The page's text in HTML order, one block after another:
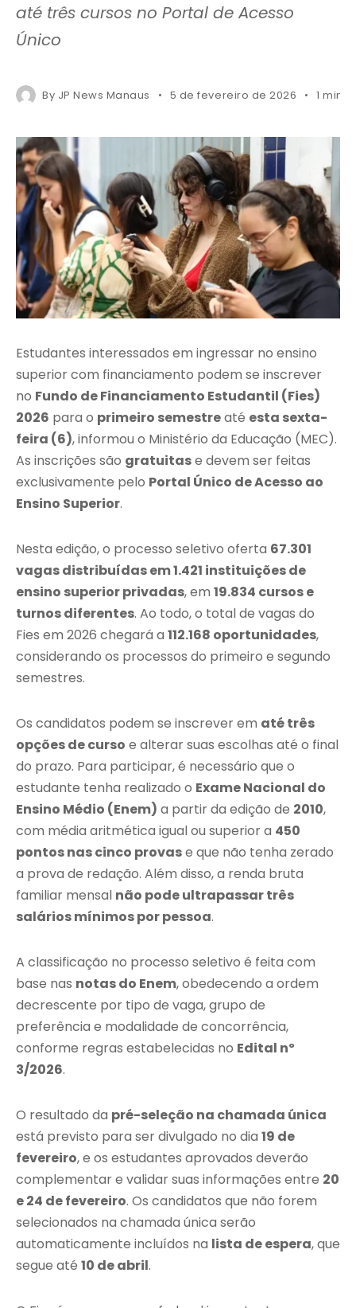
até três cursos no Portal de Acesso
Único
By JP News Manaus 5 de fevereiro de 2026 1 mins
Estudantes interessados em ingressar no ensino
superior com financiamento podem se inscrever
no Fundo de Financiamento Estudantil (Fies)
2026 para o primeiro semestreaté esta sexta-
feira (6), informou o Ministério da Educação (MEC).
As inscrições são gratuitase devem ser feitas
exclusivamente pelo Portal Único de Acesso ao
Ensino Superior.
Nesta edição, o processo seletivo oferta 67.301
vagas distribuídas em 1.421 instituições de
ensino superior privadas, em 19.834 cursos e
turnos diferentes. Ao todo, o total de vagas do
Fies em 2026 chegará a 112.168 oportunidades,
considerando os processos do primeiro e segundo
semestres.
Os candidatos podem se inscrever em até três
opções de curso e alterar suas escolhas até o final
do prazo. Para participar, é necessário que o
estudante tenha realizado o Exame Nacional do
Ensino Médio (Enem) a partir da edição de 2010,
com média aritmética igual ou superior a 450
pontos nas cinco provase que não tenha zerado
a prova de redação. Além disso, a renda bruta
familiar mensal não pode ultrapassar três
salários mínimos por pessoa.
A classificação no processo seletivo é feita com
base nas notas do Enem, obedecendo a ordem
decrescente por tipo de vaga, grupo de
preferência e modalidade de concorrência,
conforme regras estabelecidas no Edital nº
3/2026.
O resultado da pré-seleção na chamada única
está previsto para ser divulgado no dia 19 de
fevereiro, e os estudantes aprovados deverão
complementar e validar suas informações entre 20
e 24 de fevereiro. Os candidatos que não forem
selecionados na chamada única serão
automaticamente incluídos na lista de espera, que
segue até 10 de abril.